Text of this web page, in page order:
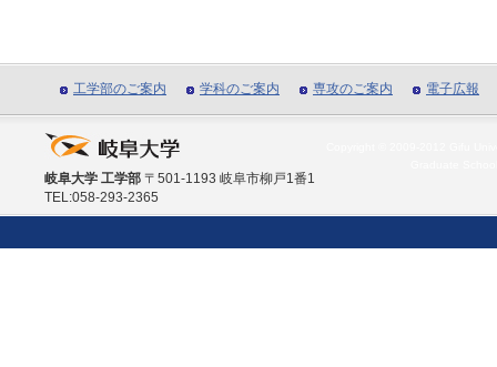
工学部のご案内 学科のご案内 専攻のご案内 電子広報
岐阜大学 工学部 〒501-1193 岐阜市柳戸1番1
TEL:058-293-2365